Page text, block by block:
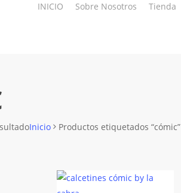
INICIO Sobre Nosotros Tienda
Inicio Productos etiquetados “cómic”